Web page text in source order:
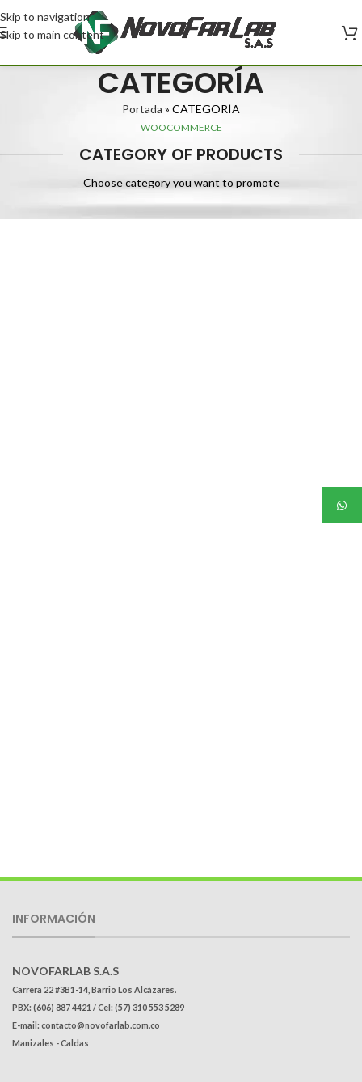
Skip to navigation
Skip to main content
CATEGORÍA
Portada » CATEGORÍA
WOOCOMMERCE
CATEGORY OF PRODUCTS
Choose category you want to promote
INFORMACIÓN
NOVOFARLAB S.A.S
Carrera 22 #3B1-14, Barrio Los Alcázares.
PBX: (606) 887 4421 / Cel: (57) 310 553 5289
E-mail: contacto@novofarlab.com.co
Manizales - Caldas